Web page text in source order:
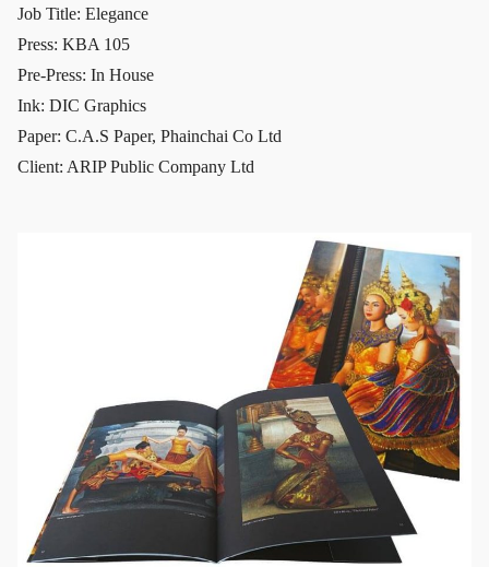
Job Title: Elegance
Press: KBA 105
Pre-Press: In House
Ink: DIC Graphics
Paper: C.A.S Paper, Phainchai Co Ltd
Client: ARIP Public Company Ltd